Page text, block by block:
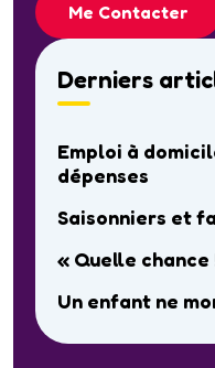
Me Contacter
Derniers
Emploi à
dépenses
Saisonniers et
« Quelle chance
Un enfant ne